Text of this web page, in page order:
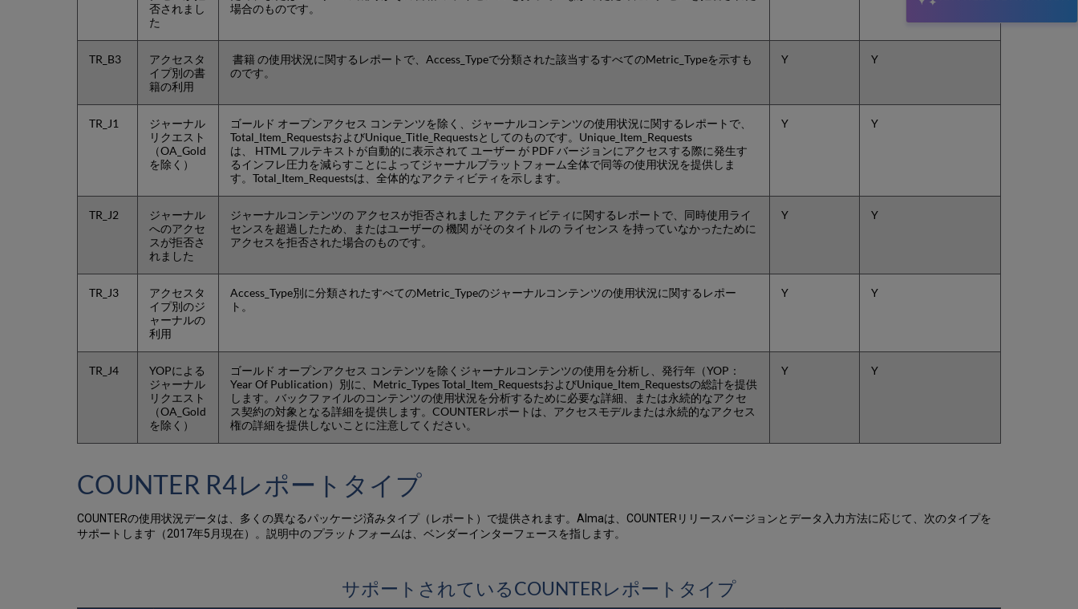
COUNTER
デ
手
ー
必
ッ
能
ス
否されまし
た
場合のものです。
TR_B3
アクセスタ
イプ別の書
籍の利用
書籍 の使用状況に関するレポートで、Access_Typeで分類された該当するすべてのMetric_Typeを示すも
のです。
Y Y
TR_J1
ジャーナル
リクエスト
（OA_Gold
を除く）
ゴールド オープンアクセス コンテンツを除く、ジャーナルコンテンツの使用状況に関するレポートで、
Total_Item_RequestsおよびUnique_Title_Requestsとしてのものです。Unique_Item_Requests
は、 HTML フルテキストが自動的に表示されて ユーザー が PDF バージョンにアクセスする際に発生す
るインフレ圧力を減らすことによってジャーナルプラットフォーム全体で同等の使用状況を提供しま
す。Total_Item_Requestsは、全体的なアクティビティを示します。
Y Y
TR_J2
ジャーナル
へのアクセ
スが拒否さ
れました
ジャーナルコンテンツの アクセスが拒否されました アクティビティに関するレポートで、同時使用ライ
センスを超過したため、またはユーザーの 機関 がそのタイトルの ライセンス を持っていなかったために
アクセスを拒否された場合のものです。
Y Y
TR_J3
アクセスタ
イプ別のジ
ャーナルの
利用
Access_Type別に分類されたすべてのMetric_Typeのジャーナルコンテンツの使用状況に関するレポー
ト。
Y Y
TR_J4
YOPによる
ジャーナル
リクエスト
（OA_Gold
を除く）
ゴールド オープンアクセス コンテンツを除くジャーナルコンテンツの使用を分析し、発行年（YOP：
Year Of Publication）別に、Metric_Types Total_Item_RequestsおよびUnique_Item_Requestsの総計を提供
します。バックファイルのコンテンツの使用状況を分析するために必要な詳細、または永続的なアクセ
ス契約の対象となる詳細を提供します。COUNTERレポートは、アクセスモデルまたは永続的なアクセス
権の詳細を提供しないことに注意してください。
Y Y
COUNTER R4レポートタイプ
COUNTERの使用状況データは、多くの異なるパッケージ済みタイプ（レポート）で提供されます。Almaは、COUNTERリリースバージョンとデータ入力方法に応じて、次のタイプを
サポートします（2017年5月現在）。説明中のプラットフォームは、ベンダーインターフェースを指します。
サポートされているCOUNTERレポートタイプ